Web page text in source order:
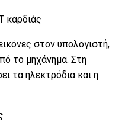
στον υπολογιστή,
το μηχάνημα. Στη
τα ηλεκτρόδια και η